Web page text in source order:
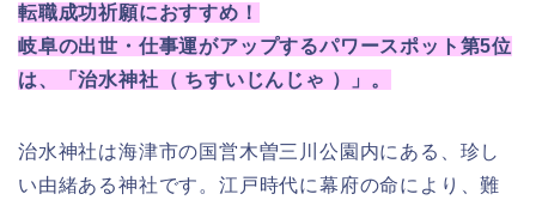
転職成功祈願におすすめ！
岐阜の出世・仕事運がアップするパワースポット第5位
は、「治水神社（ ちすいじんじゃ ）」。
治水神社は海津市の国営木曽三川公園内にある、珍し
い由緒ある神社です。江戸時代に幕府の命により、難